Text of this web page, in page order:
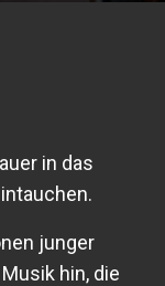
in das
junger
hin, die